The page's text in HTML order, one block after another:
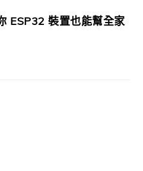
ESP32 裝置也能幫全家